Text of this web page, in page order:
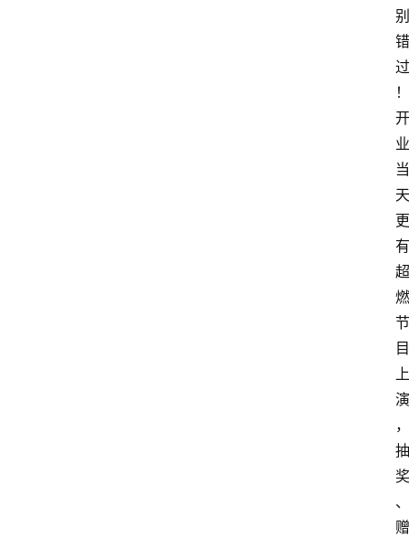
别
错
过
！
开
业
当
天
更
有
超
燃
节
目
上
演
，
抽
奖
、
赠